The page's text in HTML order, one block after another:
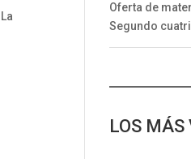
La
Oferta de
Segundo
LOS MÁS